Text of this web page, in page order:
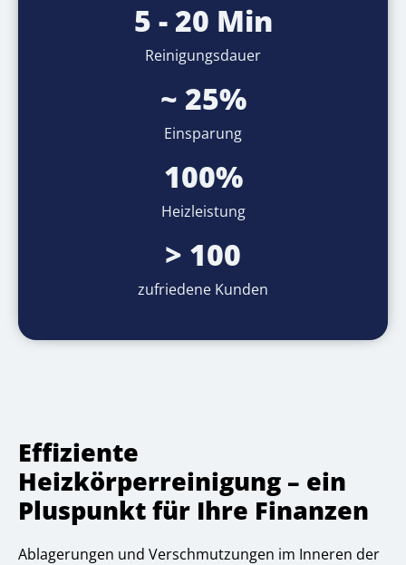
5 - 20 Min
Reinigungsdauer
~ 25%
Einsparung
100%
Heizleistung
> 100
zufriedene Kunden
Effiziente
Heizkörperreinigung – ein
Pluspunkt für Ihre Finanzen
Ablagerungen und Verschmutzungen im Inneren der